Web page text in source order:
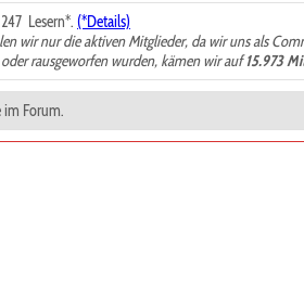
Lesern*. (*Details)
wir nur die aktiven Mitglieder, da wir uns als
rausgeworfen wurden, kämen wir auf15.973
im Forum.